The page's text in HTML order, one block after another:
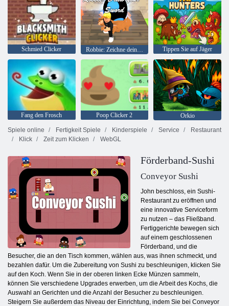
Schmied Clicker Robbie: Zeichne dein Schwert Tippen Sie auf Jäger
Fang den Frosch Poop Clicker 2
Orkio
Spiele online
Fertigkeit Spiele Kinderspiele Service
Restaurant
Klick
Zeit zum Klicken WebGL
Förderband-Sushi
Conveyor Sushi
John beschloss, ein Sushi-
Restaurant zu eröffnen und
eine innovative Serviceform
zu nutzen – das Fließband.
Fertiggerichte bewegen sich
auf einem geschlossenen
Förderband, und die
Besucher, die an den Tisch kommen, wählen aus, was ihnen schmeckt, und
bezahlen dafür. Um die Zubereitung von Sushi zu beschleunigen, klicken Sie
auf den Koch. Wenn Sie in der oberen linken Ecke Münzen sammeln,
können Sie verschiedene Upgrades erwerben, um die Arbeit des Kochs, die
Auswahl an Gerichten und die Anzahl der Besucher zu beschleunigen.
Steigern Sie außerdem das Niveau der Einrichtung, indem Sie bei Conveyor